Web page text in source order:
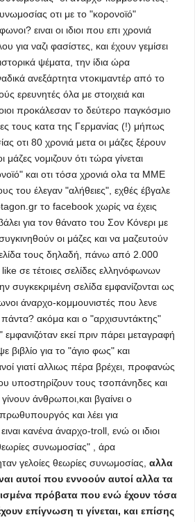
οτι με το "κορονοϊό"
ειναι οι ιδιοι που επι χρονιά
για ναζι φασίστες, και έχουν γεμίσει
ψέματα, την ίδια ώρα
ανεξάρτητα ντοκιμαντέρ από το
ερευνητές όλα με στοιχειά και
προκάλεσαν το δεύτερο παγκόσμιο
τους κατα της Γερμανίας (!) μήπως
οτι 80 χρονιά μετα οι μάζες ξέρουν
μάζες νομιζουν ότι τώρα γίνεται
και οτι τόσα χρονιά ολα τα ΜΜΕ
του έλεγαν "αλήθειες", εχθές έβγαλε
το facebook χωρίς να έχεις
για τον θάνατο του Σον Κόνερι με
οι μάζες και να μαζευτούν
τους δηλαδή, πάνω από 2.000
σε τέτοιες σελίδες ελληνόφωνων
συγκεκριμένη σελίδα εμφανίζονται ως
άναρχο-κομμουνιστές που λενε
ακόμα και ο "αρχισυντάκτης"
εκεί πριν πάρει μεταγραφή
βιβλίο για το "άγιο φως" και
γιατί αλλιως πέρα βρέχει, προφανώς
υποστηρίζουν τους τσοπάνηδες και
άνθρωποι,και βγαίνει ο
και λέει για
κανένα άναρχο-troll, ενώ οι ιδιοι
συνωμοσίας" , άρα
γελοίες θεωρίες συνωμοσίας, αλλα
αυτοί που εννοούν αυτοί αλλα τα
πρόβατα που ενώ έχουν τόσα
επίγνωση τι γίνεται, και επίσης